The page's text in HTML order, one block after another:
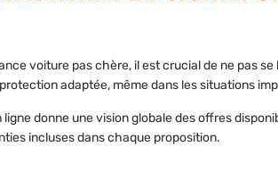
voiture pas chère, il est crucial de ne pas
protection adaptée, même dans les situations
lignedonne une vision globale des offres
incluses dans chaque proposition.